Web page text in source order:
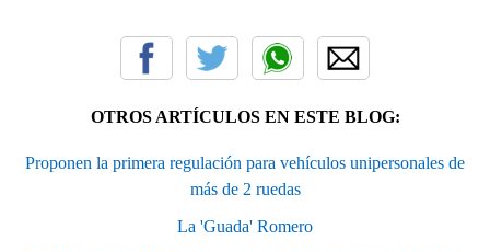
OTROS ARTÍCULOS EN ESTE BLOG:
Proponen la primera regulación para vehículos unipersonales de
más de 2 ruedas
La 'Guada' Romero